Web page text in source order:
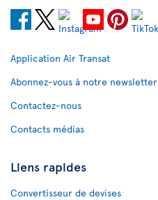
Application Air Transat
Abonnez-vous à notre newsletter
Contactez-nous
Contacts médias
Liens rapides
Convertisseur de devises